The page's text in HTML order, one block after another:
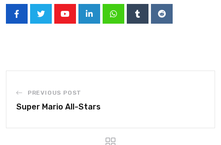
PREVIOUS POST
Super Mario All-Stars